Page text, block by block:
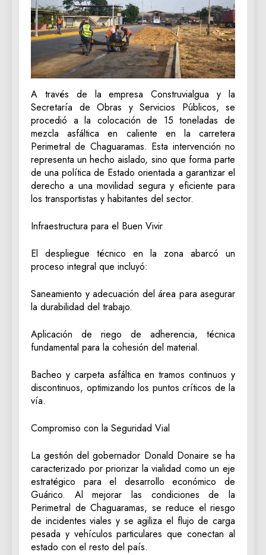
A través de la empresa Construvialgua y la
Secretaría de Obras y Servicios Públicos, se
procedió a la colocación de 15 toneladas de
mezcla asfáltica en caliente en la carretera
Perimetral de Chaguaramas. Esta intervención no
representa un hecho aislado, sino que forma parte
de una política de Estado orientada a garantizar el
derecho a una movilidad segura y eficiente para
los transportistas y habitantes del sector.
Infraestructura para el Buen Vivir
El despliegue técnico en la zona abarcó un
proceso integral que incluyó:
Saneamiento y adecuación del área para asegurar
la durabilidad del trabajo.
Aplicación de riego de adherencia, técnica
fundamental para la cohesión del material.
Bacheo y carpeta asfáltica en tramos continuos y
discontinuos, optimizando los puntos críticos de la
vía.
Compromiso con la Seguridad Vial
La gestión del gobernador Donald Donaire se ha
caracterizado por priorizar la vialidad como un eje
estratégico para el desarrollo económico de
Guárico. Al mejorar las condiciones de la
Perimetral de Chaguaramas, se reduce el riesgo
de incidentes viales y se agiliza el flujo de carga
pesada y vehículos particulares que conectan al
estado con el resto del país.